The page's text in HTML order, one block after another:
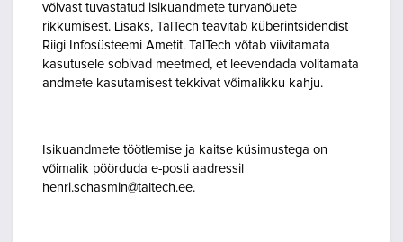
võivast tuvastatud isikuandmete turvanõuete
rikkumisest. Lisaks, TalTech teavitab küberintsidendist
Riigi Infosüsteemi Ametit. TalTech võtab viivitamata
kasutusele sobivad meetmed, et leevendada volitamata
andmete kasutamisest tekkivat võimalikku kahju.
Isikuandmete töötlemise ja kaitse küsimustega on
võimalik pöörduda e-posti aadressil
henri.schasmin@taltech.ee.